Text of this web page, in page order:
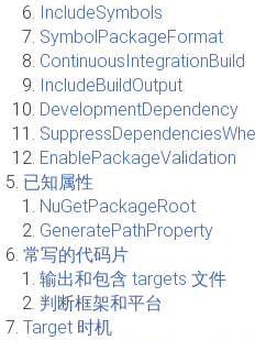
IncludeSymbols
SymbolPackageFormat
ContinuousIntegrationBuild
IncludeBuildOutput
DevelopmentDependency
EnablePackageValidation
已知属性
NuGetPackageRoot
GeneratePathProperty
常写的代码片
输出和包含 targets 文件
判断框架和平台
Target 时机